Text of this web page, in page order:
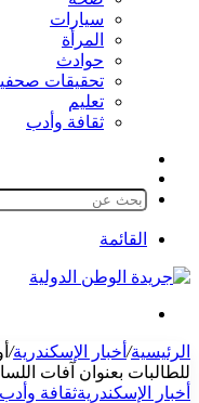
سيارات
المرأة
حوادث
تحقيقات
تعليم
ثقافة وأدب
المظلم
القائمة
الرئيسية/ أخبار الإسكندرية/
للطالبات بعنوان آفات
أخبار الإسكندريةثقافة وأدب